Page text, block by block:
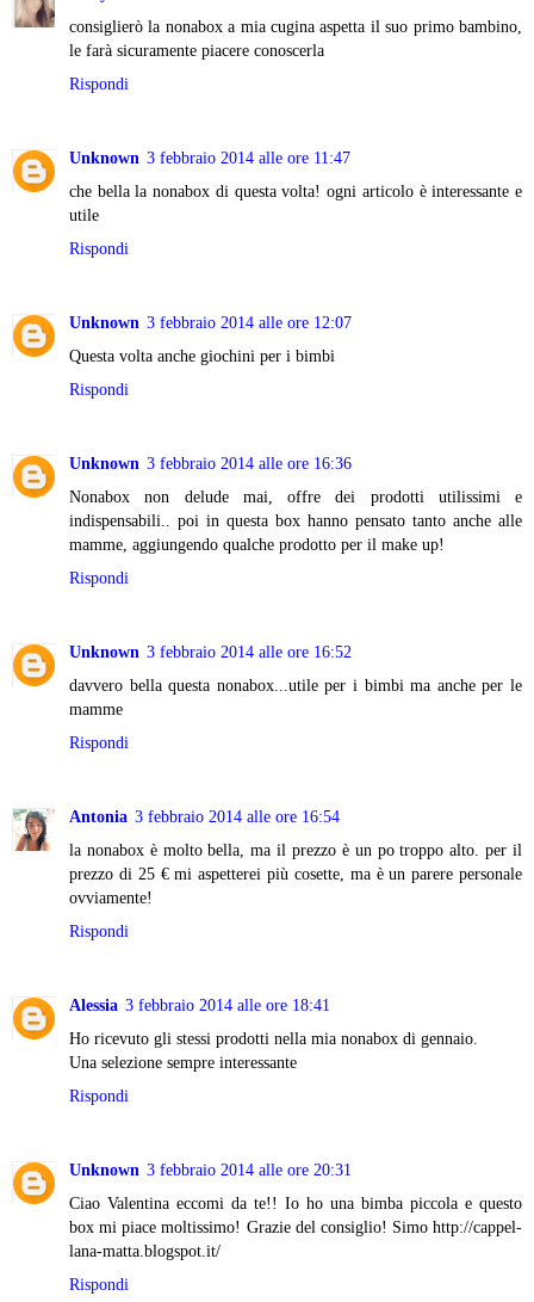
consiglierò la nonabox a mia cugina aspetta il suo primo bambino,
le farà sicuramente piacere conoscerla
Rispondi
Unknown 3 febbraio 2014 alle ore 11:47
che bella la nonabox di questa volta! ogni articolo è interessante e
utile
Rispondi
Unknown 3 febbraio 2014 alle ore 12:07
Questa volta anche giochini per i bimbi
Rispondi
Unknown 3 febbraio 2014 alle ore 16:36
Nonabox non delude mai, offre dei prodotti utilissimi e
indispensabili.. poi in questa box hanno pensato tanto anche alle
mamme, aggiungendo qualche prodotto per il make up!
Rispondi
Unknown 3 febbraio 2014 alle ore 16:52
davvero bella questa nonabox...utile per i bimbi ma anche per le
mamme
Rispondi
Antonia 3 febbraio 2014 alle ore 16:54
la nonabox è molto bella, ma il prezzo è un po troppo alto. per il
prezzo di 25 € mi aspetterei più cosette, ma è un parere personale
ovviamente!
Rispondi
Alessia 3 febbraio 2014 alle ore 18:41
Ho ricevuto gli stessi prodotti nella mia nonabox di gennaio.
Una selezione sempre interessante
Rispondi
Unknown 3 febbraio 2014 alle ore 20:31
Ciao Valentina eccomi da te!! Io ho una bimba piccola e questo
box mi piace moltissimo! Grazie del consiglio! Simo http://cappel-
lana-matta.blogspot.it/
Rispondi